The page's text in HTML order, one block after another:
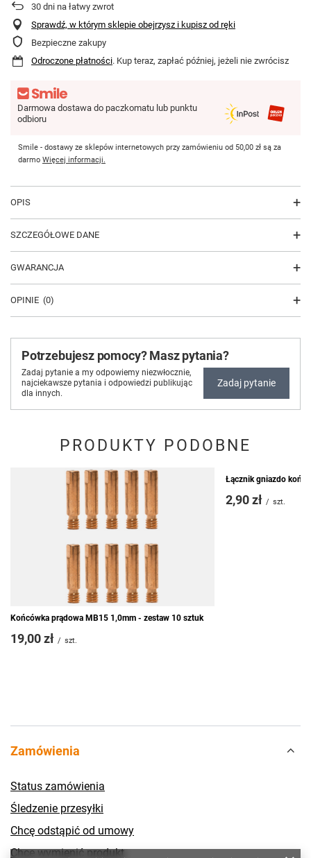
30 dni na łatwy zwrot
Sprawdź, w którym sklepie obejrzysz i kupisz od ręki
Bezpieczne zakupy
Odroczone płatności. Kup teraz, zapłać później, jeżeli nie zwrócisz
Darmowa dostawa do paczkomatu lub punktu
odbioru
Smile - dostawy ze sklepów internetowych przy zamówieniu od 50,00 zł są za
darmo Więcej informacji.
OPIS
SZCZEGÓŁOWE DANE
GWARANCJA
OPINIE (0)
Potrzebujesz pomocy? Masz pytania?
Zadaj pytanie a my odpowiemy niezwłocznie,
najciekawsze pytania i odpowiedzi publikując
dla innych.
Zadaj pytanie
PRODUKTY PODOBNE
Końcówka prądowa MB15 1,0mm - zestaw 10 sztuk
19,00 zł / szt.
Łącznik gniazdo
2,90 zł / szt.
Zamówienia
Status zamówienia
Śledzenie przesyłki
Chcę odstąpić od umowy
Chcę wymienić produkt